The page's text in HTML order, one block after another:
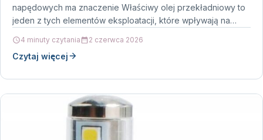
napędowych ma znaczenie Właściwy olej przekładniowy to
jeden z tych elementów eksploatacji, które wpływają na
4 minuty czytania 2 czerwca 2026
Czytaj więcej